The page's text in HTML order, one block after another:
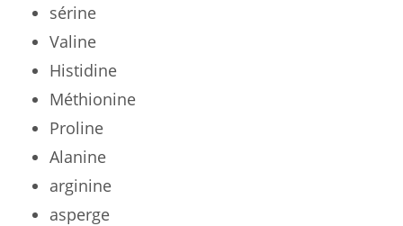
sérine
Valine
Histidine
Méthionine
Proline
Alanine
arginine
asperge